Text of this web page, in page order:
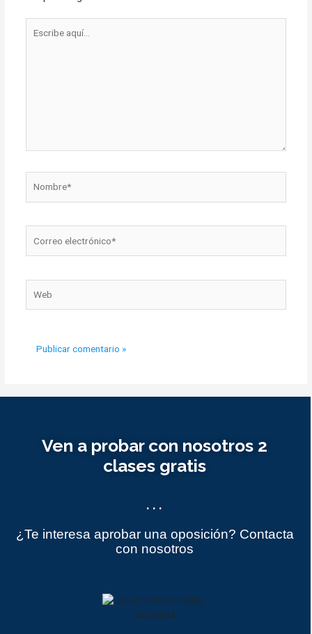
aquí...
electrónico*
Ven a probar con nosotros 2
clases gratis
...
¿Te interesa aprobar una oposición? Contacta
con nosotros